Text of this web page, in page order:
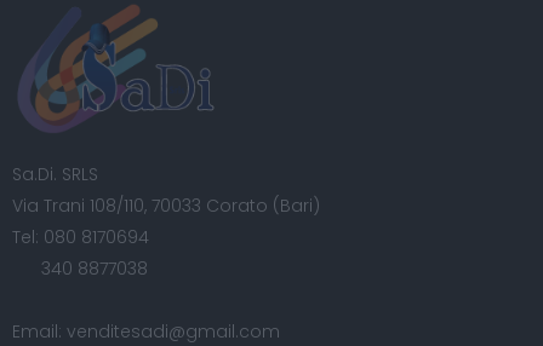
Sa.Di. SRLS
Via Trani 108/110, 70033 Corato (Bari)
Tel: 080 8170694
340 8877038
Email: venditesadi@gmail.com